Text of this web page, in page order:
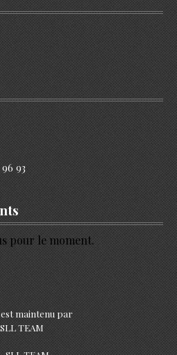
93
pour le moment.
maintenu par
SLL TEAM